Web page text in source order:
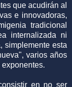
que acudirán al
e innovadoras,
tradicional
internalizada ni
simplemente esta
varios años
en no ser